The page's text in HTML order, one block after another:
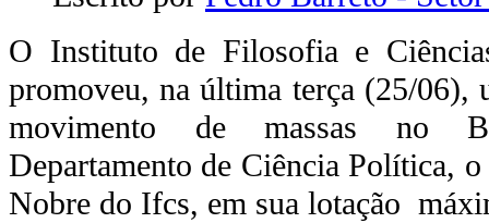
O Instituto de Filosofia e
promoveu, na última terça (25/06),
movimento de massas no
Departamento de Ciência Política,
Nobre do Ifcs, em sua lotação